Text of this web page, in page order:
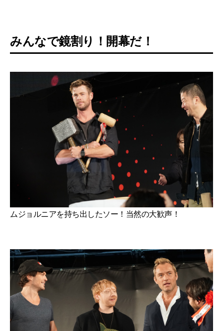
みんなで鏡割り！開幕だ！
ムジョルニアを持ち出したソー！当然の大歓声！